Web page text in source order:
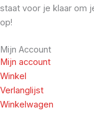
staat voor je klaar om
op!
Mijn Account
Mijn account
Winkel
Verlanglijst
Winkelwagen